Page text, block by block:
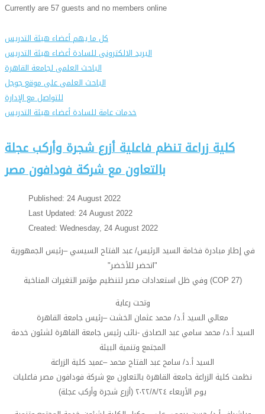
Currently are 57 guests and no members online
كل ما يهم أعضاء هيئة التدريس
البريد الالكترونى للسادة أعضاء هيئة التدريس
الباحث العلمى لجامعة القاهرة
الباحث العلمى على موقع جوجل
للتواصل مع الإدارة
خدمات عامة للسادة أعضاء هيئة التدريس
كلية زراعة تنظم فاعلية أزرع شجرة وأركب عجلة
بالتعاون مع شركة فودافون مصر
Published: 24 August 2022
Last Updated: 24 August 2022
Created: Wednesday, 24 August 2022
في إطار مبادرة فخامة السيد الرئيس/ عبد الفتاح السيسي –رئيس الجمهورية
"اتحضر للأخضر"
وفي ظل استعدادات مصر لتنظيم مؤتمر التغيرات المناخية (COP 27)
وتحت رعاية
معالي السيد أ.د/ محمد عثمان الخشت –رئيس جامعة القاهرة
السيد أ.د/ محمد سامي عبد الصادق -نائب رئيس جامعة القاهرة لشئون خدمة
المجتمع وتنمية البيئة
السيد أ.د/ سامح عبد الفتاح محمد –عميد كلية الزراعة
نظمت كلية الزراعة جامعة القاهرة بالتعاون مع شركة فودافون مصر فاعليات
(أزرع شجرة وأركب عجلة) يوم الأربعاء ٢٠٢٢/٨/٢٤